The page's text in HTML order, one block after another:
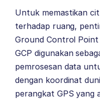
Untuk memastikan
terhadap ruang,
Ground Control Point
GCP digunakan
pemrosesan data
dengan koordinat
perangkat GPS yang